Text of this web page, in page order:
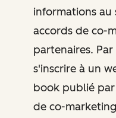
informations au
accords de co-
partenaires.
s'inscrire à un
book publié
de co-